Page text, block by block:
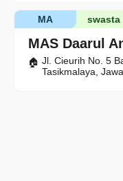
MAS Daarul
swasta
MA
Jl. Cieurih No. 5
Tasikmalaya,